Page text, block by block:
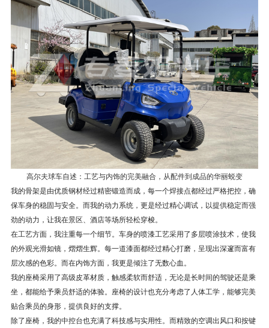
高尔夫球车自述：工艺与内饰的完美融合，从配件到成品的华丽蜕变
我的骨架是由优质钢材经过精密锻造而成，每一个焊接点都经过严格把控，确
保车身的稳固与安全。而我的动力系统，更是经过精心调试，以提供稳定而强
劲的动力，让我在景区、酒店等场所轻松穿梭。
在工艺方面，我注重每一个细节。车身的喷漆工艺采用了多层喷涂技术，使我
的外观光滑如镜，熠熠生辉。每一道漆面都经过精心打磨，呈现出深邃而富有
层次感的色彩。而在内饰方面，我更是倾注了无数心血。
我的座椅采用了高级皮革材质，触感柔软而舒适，无论是长时间的驾驶还是乘
坐，都能给予乘员舒适的体验。座椅的设计也充分考虑了人体工学，能够完美
贴合乘员的身形，提供良好的支撑。
除了座椅，我的中控台也充满了科技感与实用性。而精致的空调出风口和按键